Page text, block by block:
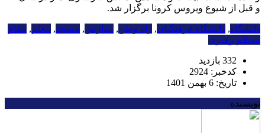
و قبل از شیوع ویروس کرونا برگزار شد.
دانشگاه, دانشگاه فرهنگیان, راه وطن, مدارس, مسجد, معلم, مقام
معظم رهبری
332 بازدید
کدخبر: 2924
تاریخ: 6 بهمن 1401
نویسنده